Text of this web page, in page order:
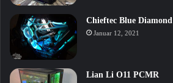
Chieftec Blue Diamond
Januar 12, 2021
Lian Li O11 PCMR